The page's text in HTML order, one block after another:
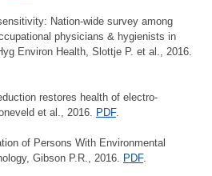
Nation-wide survey among
physicians & hygienists in
Environ Health, Slottje P. et al., 2016.
restores health of electro-
et al., 2016. PDF.
of Persons With Environmental
Gibson P.R., 2016. PDF.